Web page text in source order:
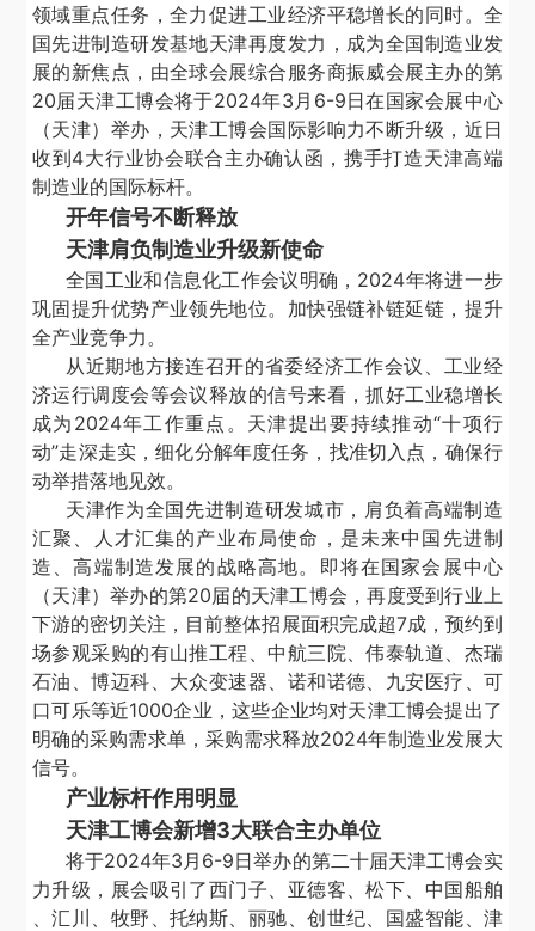
领域重点任务，全力促进工业经济平稳增长的同时。全
国先进制造研发基地天津再度发力，成为全国制造业发
展的新焦点，由全球会展综合服务商振威会展主办的第
20届天津工博会将于2024年3 月 6-9日在国家会展中心
（天津）举办，天津工博会国际影响力不断升级，近日
收到4大行业协会联合主办确认函，携手打造天津高端
制造业的国际标杆。
开年信号不断释放
天津肩负制造业升级新使命
全国工业和信息化工作会议明确， 2024年将进一步
巩固提升优势产业领先地位。加快强链补链延链，提升
全产业竞争力。
从近期地方接连召开的省委经济工作会议、工业经
济运行调度会等会议释放的信号来看，抓好工业稳增长
成为 2024年工作重点。天津提出要持续推动“十项行
动”走深走实，细化分解年度任务，找准切入点，确保行
动举措落地见效。
天津作为全国先进制造研发城市，肩负着高端制造
汇聚、人才汇集的产业布局使命，是未来中国先进制
造、高端制造发展的战略高地。即将在国家会展中心
（天津）举办的第20届的天津工博会，再度受到行业上
下游的密切关注，目前整体招展面积完成超7成，预约到
场参观采购的有山推工程、中航三院、伟泰轨道、杰瑞
石油、博迈科、大众变速器、诺和诺德、九安医疗、可
口可乐等近1000企业，这些企业均对天津工博会提出了
明确的采购需求单，采购需求释放2024年制造业发展大
信号。
产业标杆作用明显
天津工博会新增3大联合主办单位
将于2024年3 月 6-9日举办的第二十届天津工博会实
力升级，展会吸引了西门子、亚德客、松下、中国船舶
、汇川、牧野、托纳斯、丽驰、创世纪、国盛智能、津